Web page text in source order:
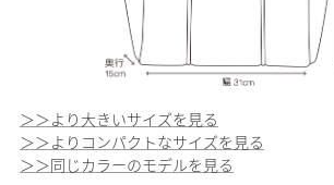
＞＞より大きいサイズを見る
＞＞よりコンパクトなサイズを見る
＞＞同じカラーのモデルを見る